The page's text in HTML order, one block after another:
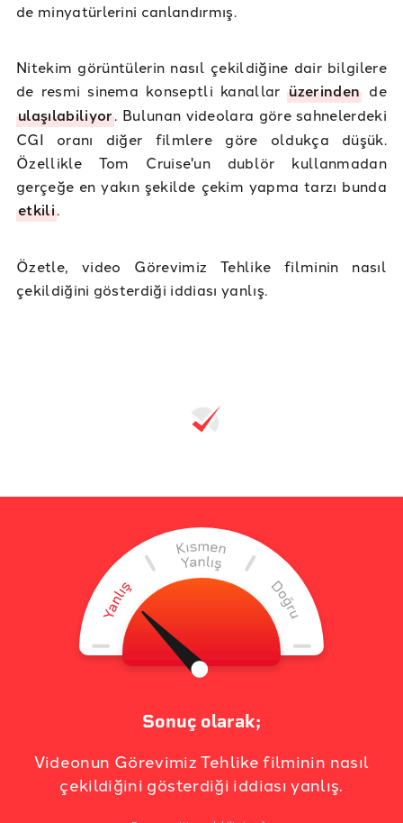
de minyatürlerini canlandırmış.
Nitekim görüntülerin nasıl çekildiğine dair bilgilere
de resmi sinema konseptli kanallarüzerinden de
ulaşılabiliyor. Bulunan videolara göre sahnelerdeki
CGI oranı diğer filmlere göre oldukça düşük.
Özellikle Tom Cruise'un dublör kullanmadan
gerçeğe en yakın şekilde çekim yapma tarzı bunda
etkili.
Özetle, video Görevimiz Tehlike filminin nasıl
çekildiğini gösterdiği iddiası yanlış.
Sonuç olarak;
Videonun Görevimiz Tehlike filminin nasıl
çekildiğini gösterdiği iddiası yanlış.